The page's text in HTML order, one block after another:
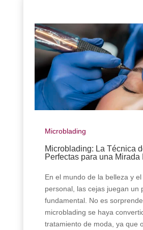
Microblading
Microblading: La Técnica
Perfectas para una Mirada
En el mundo de la belleza y
personal, las cejas juegan un
fundamental. No es
microblading se haya
tratamiento de moda, ya que